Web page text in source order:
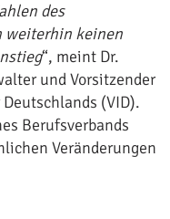
des
weiterhin keinen
“, meint Dr.
und Vorsitzender
(VID).
Berufsverbands
Veränderungen